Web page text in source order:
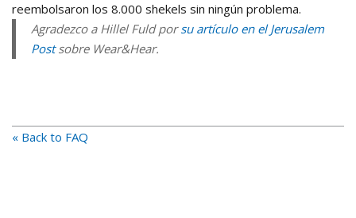
reembolsaron los 8.000 shekels sin ningún problema.
Agradezco a Hillel Fuld porsu artículo en el Jerusalem
Postsobre Wear&Hear.
« Back to FAQ